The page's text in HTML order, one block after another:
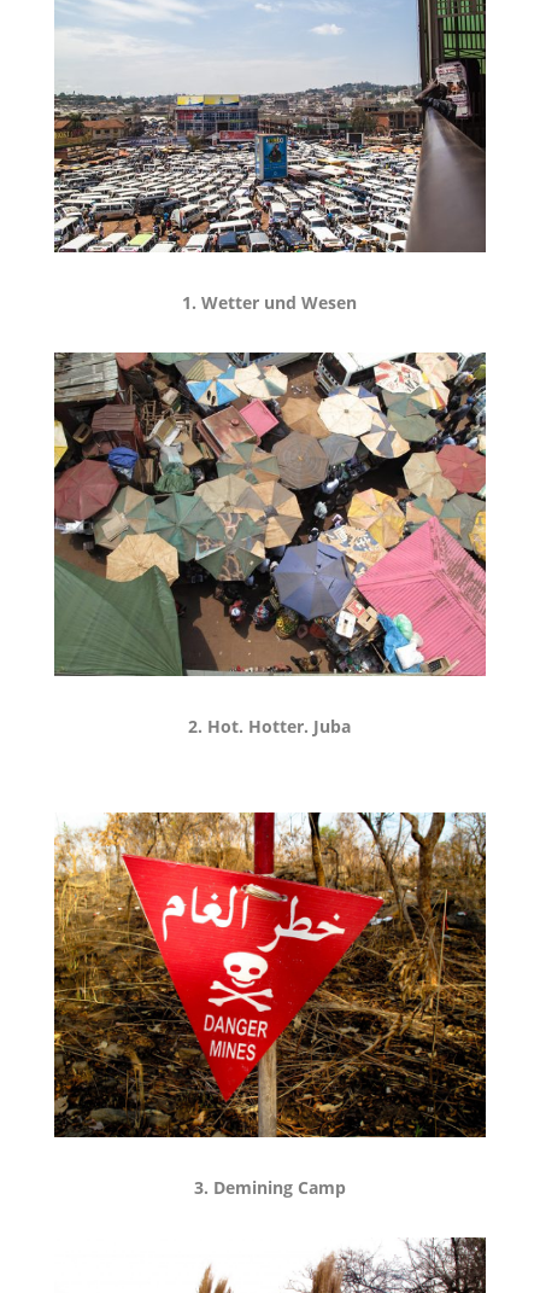
1. Wetter und Wesen
2. Hot. Hotter. Juba
3. Demining Camp